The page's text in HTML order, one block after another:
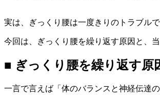
実は、ぎっくり腰は一度きりのトラブル
今回は、ぎっくり腰を繰り返す原因と、
■ ぎっくり腰を繰り返す原
一言で言えば「体のバランスと神経伝達